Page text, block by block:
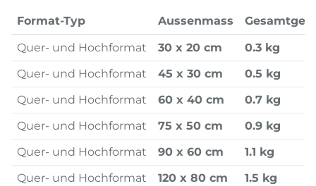
Format-Typ Aussenmass
Quer- und Hochformat
30 x 20 cm
0.3 kg
Quer- und Hochformat
45 x 30 cm
0.5 kg
Quer- und Hochformat
60 x 40 cm
0.7 kg
Quer- und Hochformat
75 x 50 cm
0.9 kg
Quer- und Hochformat
90 x 60 cm
1.1 kg
Quer- und Hochformat
120 x 80 cm 1.5 kg